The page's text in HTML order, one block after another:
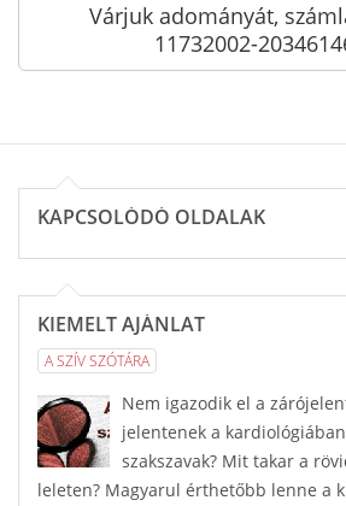
Várjuk adományát,
11732002-
KAPCSOLÓDÓ OLDALAK
KIEMELT AJÁNLAT
A SZÍV SZÓTÁRA
Nem igazodik el a
jelentenek a
szakszavak? Mit takar a
leleten? Magyarul érthetőbb lenne a